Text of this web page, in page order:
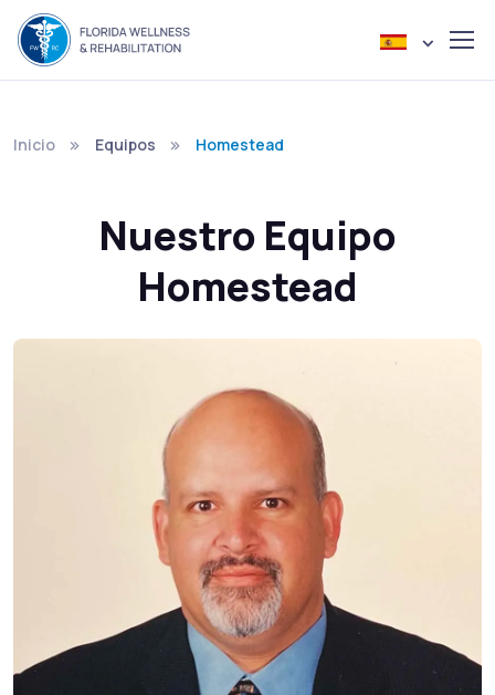
Inicio Equipos Homestead
Nuestro Equipo
Homestead